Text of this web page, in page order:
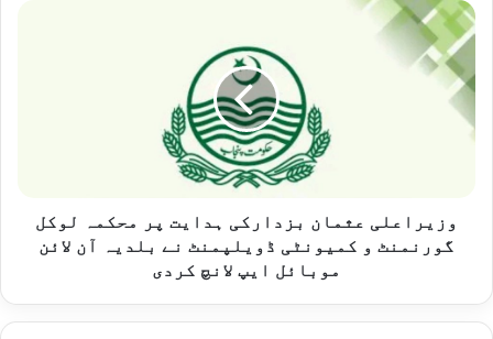
جاں
بحق
وزیراعلی
عثمان
بزدارکی
ہدایت
محکمہ
کمیونٹی
ڈویلپمنٹ
وزیراعلی عثمان بزدارکی ہدایت پر محکمہ لوکل
گورنمنٹ و کمیونٹی ڈویلپمنٹ نے بلدیہ آن لائن
موبائل ایپ لانچ کردی